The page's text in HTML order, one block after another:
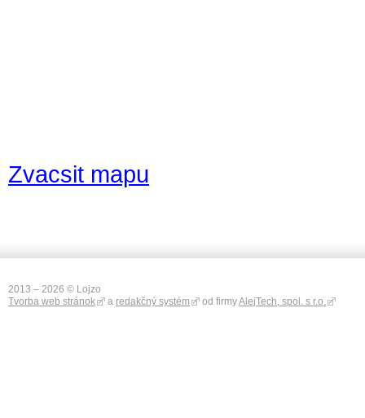
Zvacsit mapu
2013 – 2026 © Lojzo
Tvorba web stránok
a redakčný systém od firmyAlejTech, spol. s r.o.